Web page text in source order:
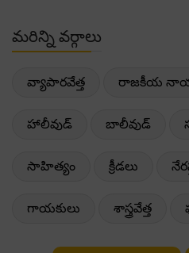
మరిన్ని వర్గాలు
వ్యాపారవేత్త రాజకీయ
హాలీవుడ్ బాలీవుడ్
సాహిత్యం క్రీడలు
గాయకులు శాస్త్రవేత్త